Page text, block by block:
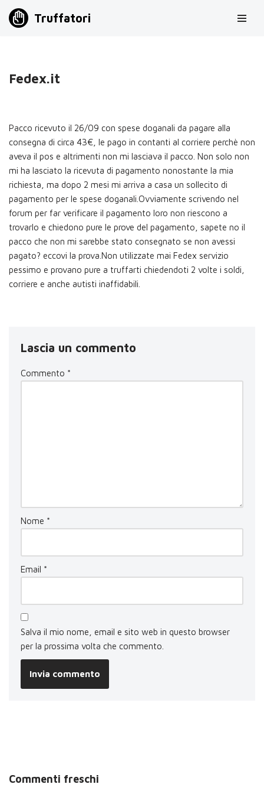
Truffatori
Fedex.it
Pacco ricevuto il 26/09 con spese doganali da pagare alla
consegna di circa 43€, le pago in contanti al corriere perchè non
aveva il pos e altrimenti non mi lasciava il pacco. Non solo non
mi ha lasciato la ricevuta di pagamento nonostante la mia
richiesta, ma dopo 2 mesi mi arriva a casa un sollecito di
pagamento per le spese doganali.Ovviamente scrivendo nel
forum per far verificare il pagamento loro non riescono a
trovarlo e chiedono pure le prove del pagamento, sapete no il
pacco che non mi sarebbe stato consegnato se non avessi
pagato? eccovi la prova.Non utilizzate mai Fedex servizio
pessimo e provano pure a truffarti chiedendoti 2 volte i soldi,
corriere e anche autisti inaffidabili.
Lascia un commento
Commento *
Nome *
Email *
Salva il mio nome, email e sito web in questo browser
per la prossima volta che commento.
Commenti freschi